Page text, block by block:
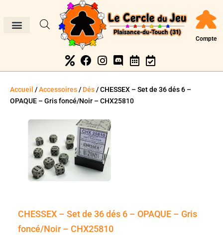
Compte
Accueil /Accessoires/ Dés/ CHESSEX – Set de 36 dés 6 –
OPAQUE – Gris foncé/Noir – CHX25810
CHESSEX – Set de 36 dés 6 – OPAQUE – Gris
foncé/Noir – CHX25810